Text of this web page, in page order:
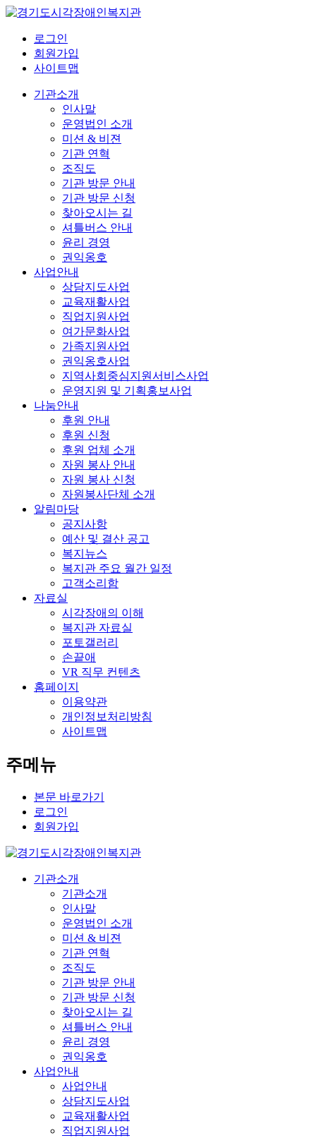
로그인
회원가입
사이트맵
기관소개
인사말
운영법인 소개
미션 & 비젼
기관 연혁
조직도
기관 방문 안내
기관 방문 신청
찾아오시는 길
셔틀버스 안내
윤리 경영
권익옹호
사업안내
상담지도사업
교육재활사업
직업지원사업
여가문화사업
가족지원사업
권익옹호사업
지역사회중심지원서비스사업
운영지원 및 기획홍보사업
나눔안내
후원 안내
후원 신청
후원 업체 소개
자원 봉사 안내
자원 봉사 신청
자원봉사단체 소개
알림마당
공지사항
예산 및 결산 공고
복지뉴스
복지관 주요 월간 일정
고객소리함
자료실
시각장애의 이해
복지관 자료실
포토갤러리
손끝애
VR 직무 컨텐츠
홈페이지
이용약관
개인정보처리방침
사이트맵
주메뉴
본문 바로가기
로그인
회원가입
기관소개
기관소개
인사말
운영법인 소개
미션 & 비젼
기관 연혁
조직도
기관 방문 안내
기관 방문 신청
찾아오시는 길
셔틀버스 안내
윤리 경영
권익옹호
사업안내
사업안내
상담지도사업
교육재활사업
직업지원사업